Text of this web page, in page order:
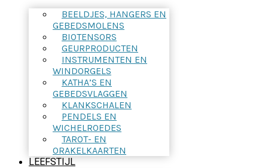
BEELDJES, HANGERS EN
GEBEDSMOLENS
BIOTENSORS
GEURPRODUCTEN
INSTRUMENTEN EN
WINDORGELS
KATHA’S EN
GEBEDSVLAGGEN
KLANKSCHALEN
PENDELS EN
WICHELROEDES
TAROT- EN
ORAKELKAARTEN
LEEFSTIJL